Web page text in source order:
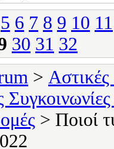
5 6 7 8 9 10 11
30 31 32
>
> Ποιοί